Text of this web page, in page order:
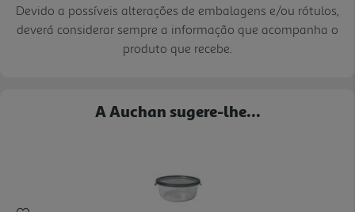
Devido a possíveis alterações de embalagens e/ou rótulos,
deverá considerar sempre a informação que acompanha o
produto que recebe.
A Auchan sugere-lhe...